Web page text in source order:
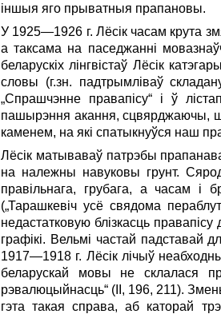
іншыя яго прыватныя прапановы.
У 1925—1926 г. Лёсік часам крута
а таксама на паседжанні
беларускіх лінгвістаў Лёсік
словы (г.зн. падтрымліваў
„Спрашчэнне правапісу“ і ў
пашырэння акання, сцвярджаючы,
каменем, на які спатыкнуўся наш
Лёсік матываваў патрэбы
на належны навуковы грунт.
правільнага, грубага, а часам і
(„Тарашкевіч усё свядома
недастатко­вую блізкасць
гра­фі­кі. Вельмі частай падставай
1917—1918 г. Лёсік лічыў
беларускай мовы не склалася
рэвалюцыйнасць“ (II, 196, 211).
гэта такая справа, аб каторай